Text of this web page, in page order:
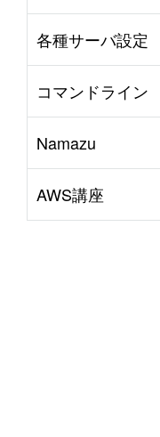
各種サーバ設定
コマンドライン
Namazu
AWS講座